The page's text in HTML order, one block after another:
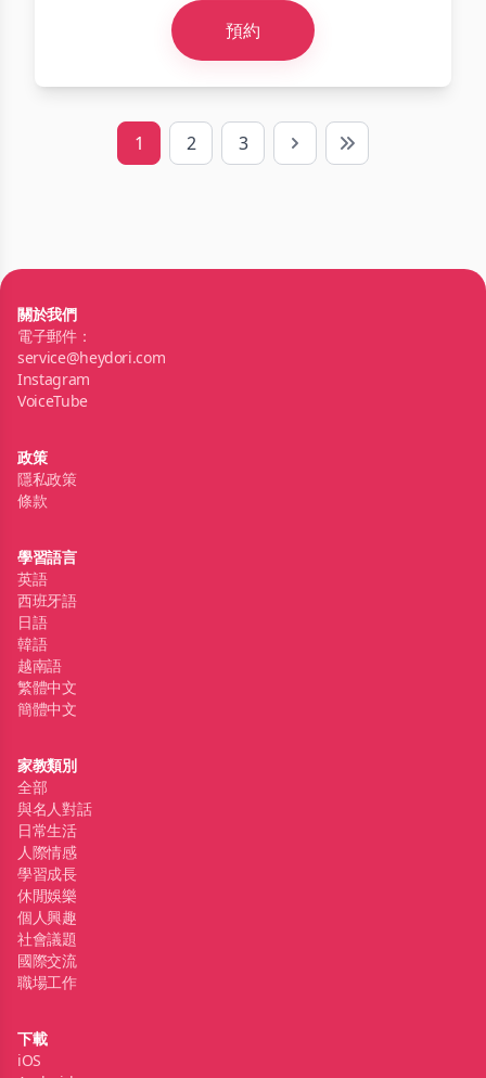
預約
1 2 3 Next Last
關於我們
電子郵件：
service@heydori.com
Instagram
VoiceTube
政策
隱私政策
條款
學習語言
英語
西班牙語
日語
韓語
越南語
繁體中文
簡體中文
家教類別
全部
與名人對話
日常生活
人際情感
學習成長
休閒娛樂
個人興趣
社會議題
國際交流
職場工作
下載
iOS